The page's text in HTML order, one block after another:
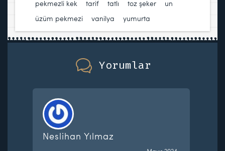
pekmezli kek
tarif tatlı toz şeker un
üzüm pekmezi
vanilya yumurta
Yorumlar
Neslihan Yılmaz